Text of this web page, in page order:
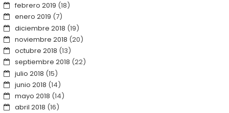
febrero 2019 (18)
enero 2019 (7)
diciembre 2018 (19)
noviembre 2018 (20)
octubre 2018 (13)
septiembre 2018 (22)
julio 2018 (15)
junio 2018 (14)
mayo 2018 (14)
abril 2018 (16)